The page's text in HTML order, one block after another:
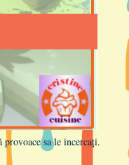
sa le incercați.